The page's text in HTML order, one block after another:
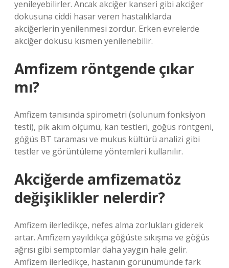
yenileyebilirler. Ancak akciğer kanseri gibi akciğer
dokusuna ciddi hasar veren hastalıklarda
akciğerlerin yenilenmesi zordur. Erken evrelerde
akciğer dokusu kısmen yenilenebilir.
Amfizem röntgende çıkar
mı?
Amfizem tanısında spirometri (solunum fonksiyon
testi), pik akım ölçümü, kan testleri, göğüs röntgeni,
göğüs BT taraması ve mukus kültürü analizi gibi
testler ve görüntüleme yöntemleri kullanılır.
Akciğerde amfizematöz
değişiklikler nelerdir?
Amfizem ilerledikçe, nefes alma zorlukları giderek
artar. Amfizem yayıldıkça göğüste sıkışma ve göğüs
ağrısı gibi semptomlar daha yaygın hale gelir.
Amfizem ilerledikçe, hastanın görünümünde fark